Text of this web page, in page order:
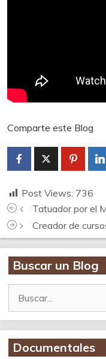
Comparte este Blog
Post Views: 736
Tatuador por el
Creador de
Buscar un Blog
Documentales